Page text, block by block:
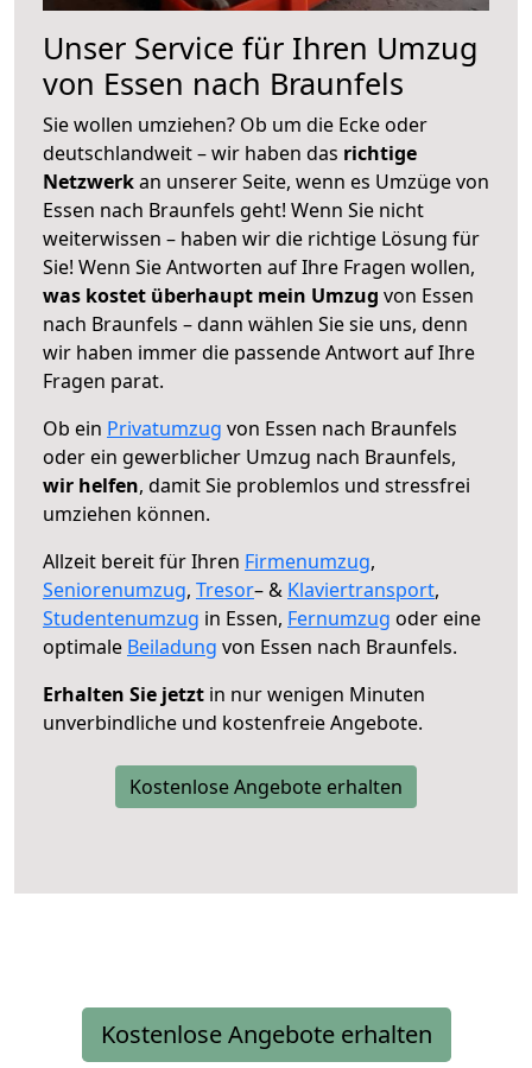
Unser Service für Ihren Umzug
von Essen nach Braunfels
Sie wollen umziehen? Ob um die Ecke oder
deutschlandweit – wir haben das richtige
Netzwerkan unserer Seite, wenn es Umzüge von
Essen nach Braunfels geht! Wenn Sie nicht
weiterwissen – haben wir die richtige Lösung für
Sie! Wenn Sie Antworten auf Ihre Fragen wollen,
was kostet überhaupt mein Umzug von Essen
nach Braunfels – dann wählen Sie sie uns, denn
wir haben immer die passende Antwort auf Ihre
Fragen parat.
Ob ein Privatumzug von Essen nach Braunfels
oder ein gewerblicher Umzug nach Braunfels,
wir helfen, damit Sie problemlos und stressfrei
umziehen können.
Allzeit bereit für Ihren Firmenumzug,
Seniorenumzug, Tresor– & Klaviertransport,
Studentenumzug in Essen, Fernumzug oder eine
optimale Beiladung von Essen nach Braunfels.
Erhalten Sie jetzt in nur wenigen Minuten
unverbindliche und kostenfreie Angebote.
Kostenlose Angebote erhalten
Kostenlose Angebote erhalten